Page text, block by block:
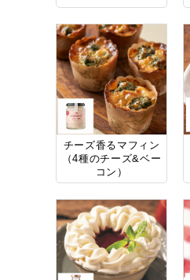
チーズ香るマフィン
（4種のチーズ&ベー
コン）